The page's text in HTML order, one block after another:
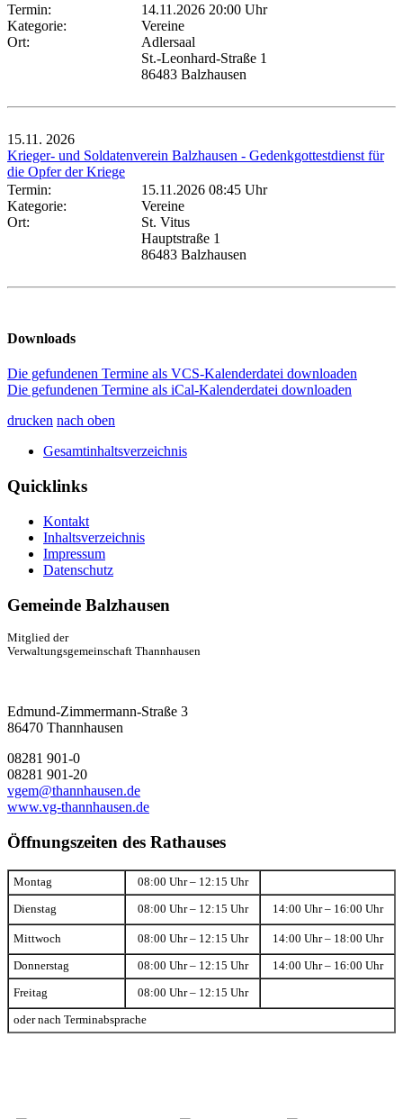
Termin:
14.11.2026 20:00 Uhr
Kategorie:
Vereine
Ort:
Adlersaal
St.-Leonhard-Straße 1
86483 Balzhausen
15.11. 2026
Krieger- und Soldatenverein Balzhausen - Gedenkgottestdienst für
die Opfer der Kriege
Termin:
15.11.2026 08:45 Uhr
Kategorie:
Vereine
Ort:
St. Vitus
Hauptstraße 1
86483 Balzhausen
Downloads
Die gefundenen Termine als VCS-Kalenderdatei downloaden
Die gefundenen Termine als iCal-Kalenderdatei downloaden
drucken nach oben
Gesamtinhaltsverzeichnis
Quicklinks
Kontakt
Inhaltsverzeichnis
Impressum
Datenschutz
Gemeinde Balzhausen
Mitglied der
Verwaltungsgemeinschaft Thannhausen
Edmund-Zimmermann-Straße 3
86470 Thannhausen
08281 901-0
08281 901-20
vgem@thannhausen.de
www.vg-thannhausen.de
Öffnungszeiten des Rathauses
Montag 08:00 Uhr – 12:15 Uhr
Dienstag 08:00 Uhr – 12:15 Uhr 14:00 Uhr – 16:00 Uhr
Mittwoch 08:00 Uhr – 12:15 Uhr 14:00 Uhr – 18:00 Uhr
Donnerstag 08:00 Uhr – 12:15 Uhr 14:00 Uhr – 16:00 Uhr
Freitag 08:00 Uhr – 12:15 Uhr
oder nach Terminabsprache